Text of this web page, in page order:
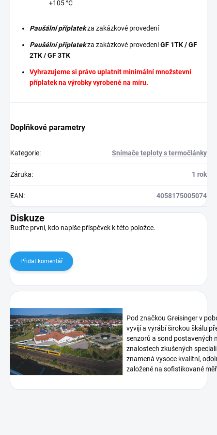
+105 °C
Paušální příplatekza zakázkové provedení
Paušální příplatekza zakázkové provedeníGF 1TK / GF
2TK / GF 3TK
Vyhrazujeme si právo uplatnit minimální množstevní
příplatek na výrobky vyrobené na míru.
Doplňkové parametry
Kategorie: Snímače teploty s termočlánky
Záruka: 1 rok
EAN: 4058175005074
Diskuze
Buďte první, kdo napíše příspěvek k této položce.
Přidat komentář
Pod značkou Greisinger v
vyvíjí a vyrábí širokou škálu
senzorů a sond postavených
znalostech zkušených
znamená vysoce kvalitní,
založené na sofistikované